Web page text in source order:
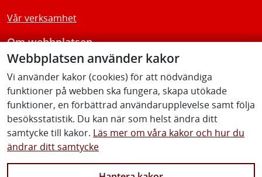
Webbplatsen använder kakor
Vi använder kakor (cookies) för att nödvändiga
funktioner på webben ska fungera, skapa utökade
funktioner, en förbättrad användarupplevelse samt följa
besöksstatistik. Du kan när som helst ändra ditt
samtycke till kakor. Läs mer om våra kakor och hur du
ändrar ditt samtycke
Vår verksamhet
Om webbplatsen
Tillgänglighetsredogörelse
Följ oss
Facebook Youtube